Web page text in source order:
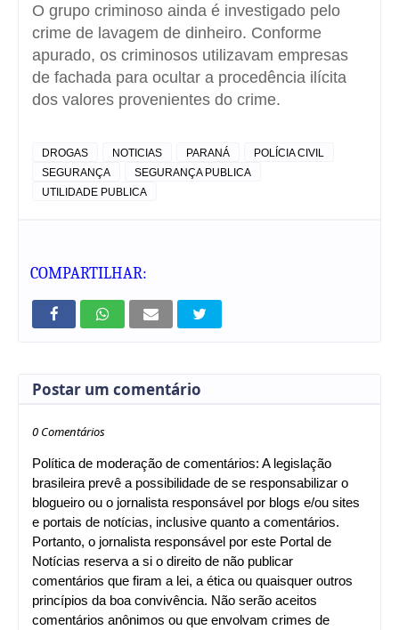
O grupo criminoso ainda é investigado pelo
crime de lavagem de dinheiro. Conforme
apurado, os criminosos utilizavam empresas
de fachada para ocultar a procedência ilícita
dos valores provenientes do crime.
DROGAS NOTICIAS PARANÁ
POLÍCIA CIVIL
SEGURANÇA
SEGURANÇA PUBLICA
UTILIDADE PUBLICA
COMPARTILHAR:
Postar um comentário
0 Comentários
Política de moderação de comentários: A legislação
brasileira prevê a possibilidade de se responsabilizar o
blogueiro ou o jornalista responsável por blogs e/ou sites
e portais de notícias, inclusive quanto a comentários.
Portanto, o jornalista responsável por este Portal de
Notícias reserva a si o direito de não publicar
comentários que firam a lei, a ética ou quaisquer outros
princípios da boa convivência. Não serão aceitos
comentários anônimos ou que envolvam crimes de